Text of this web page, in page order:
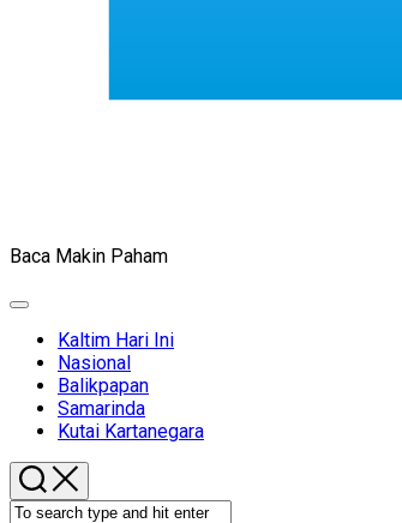
Baca Makin Paham
Expand
Current
Page
Parent
Kaltim Hari Ini
Nasional
Balikpapan
Samarinda
Kutai Kartanegara